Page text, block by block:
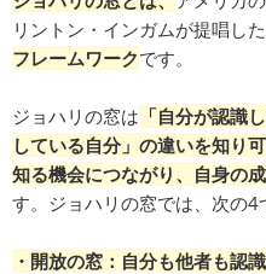
リントン・インガムが提唱した
フレームワークです。
ジョハリの窓は 「自分が認識
している自分」の違いを知り
知る機会につながり、自身の
す。ジョハリの窓では、次の4
・開放の窓：自分も他者も認